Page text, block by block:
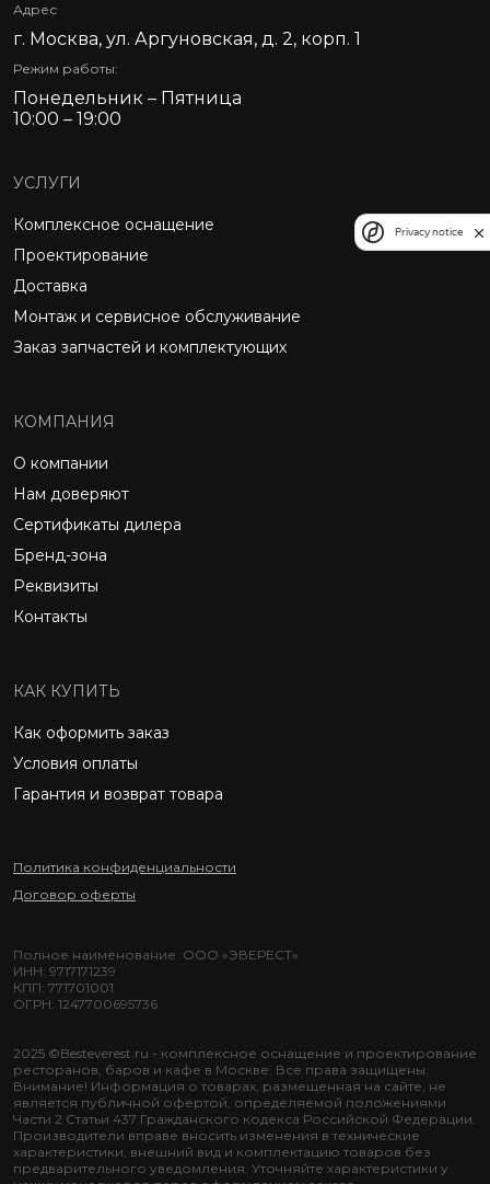
Адрес
г. Москва, ул. Аргуновская, д. 2, корп. 1
Режим работы:
Понедельник – Пятница
10:00 – 19:00
УСЛУГИ
Комплексное оснащение
Проектирование
Доставка
Монтаж и сервисное обслуживание
Заказ запчастей и комплектующих
КОМПАНИЯ
О компании
Нам доверяют
Сертификаты дилера
Бренд-зона
Реквизиты
Контакты
КАК КУПИТЬ
Как оформить заказ
Условия оплаты
Гарантия и возврат товара
Политика конфиденциальности
Договор оферты
2025 ©Besteverest.ru - комплексное оснащение и проектирование
ресторанов, баров и кафе в Москве. Все права защищены.
Внимание! Информация о товарах, размещенная на сайте, не
является публичной офертой, определяемой положениями
Части 2 Статьи 437 Гражданского кодекса Российской Федерации.
Производители вправе вносить изменения в технические
характеристики, внешний вид и комплектацию товаров без
предварительного уведомления. Уточняйте характеристики у
Полное наименование: ООО «ЭВЕРЕСТ»
ИНН: 9717171239
КПП: 771701001
ОГРН: 1247700695736
Privacy notice